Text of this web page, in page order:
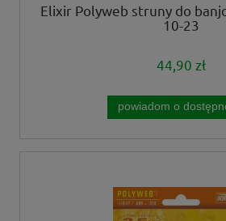
Elixir Polyweb struny do
10-23
44,90 zł
powiadom o